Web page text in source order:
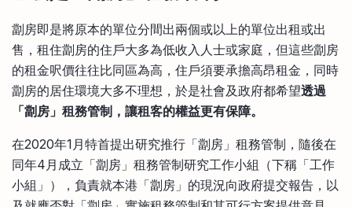
劏房即是將原本的單位分間出兩個或以上的單位出租或出
售，租住劏房的住戶大多為低收入人士或家庭，但這些劏房
的租金呎價往往比同區為高，住戶須要承擔高昂租金，同時
劏房的居住環境大多不理想，於是社會及政府都希望透過
「劏房」租務管制，讓租客的權益更有保障。
在2020年1月特首提出研究推行「劏房」租務管制，隨後在
同年4月成立「劏房」租務管制研究工作小組（下稱「工作
小組」），負責就本港「劏房」的現況向政府提交報告，以